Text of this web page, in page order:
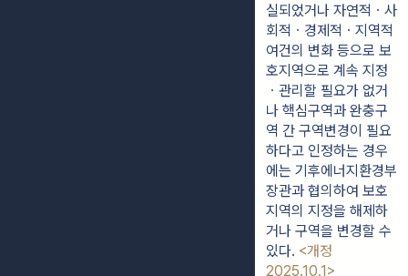
실되었거나 자연적ㆍ사
회적ㆍ경제적ㆍ지역적
여건의 변화 등으로 보
호지역으로 계속 지정
ㆍ관리할 필요가 없거
나 핵심구역과 완충구
역 간 구역변경이 필요
하다고 인정하는 경우
에는 기후에너지환경부
장관과 협의하여 보호
지역의 지정을 해제하
거나 구역을 변경할 수
있다. <개정
2025.10.1>